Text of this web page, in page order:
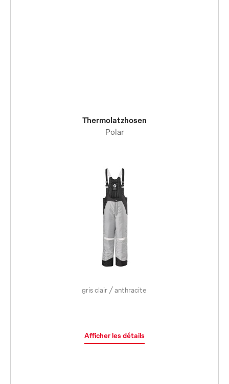
Thermolatzhosen
Polar
gris clair / anthracite
Afficher les détails